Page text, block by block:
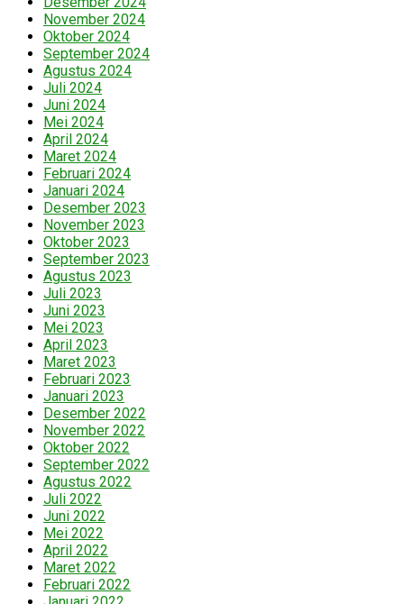
November 2024
Oktober 2024
September 2024
Agustus 2024
Juli 2024
Juni 2024
Mei 2024
April 2024
Maret 2024
Februari 2024
Januari 2024
Desember 2023
November 2023
Oktober 2023
September 2023
Agustus 2023
Juli 2023
Juni 2023
Mei 2023
April 2023
Maret 2023
Februari 2023
Januari 2023
Desember 2022
November 2022
Oktober 2022
September 2022
Agustus 2022
Juli 2022
Juni 2022
Mei 2022
April 2022
Maret 2022
Februari 2022